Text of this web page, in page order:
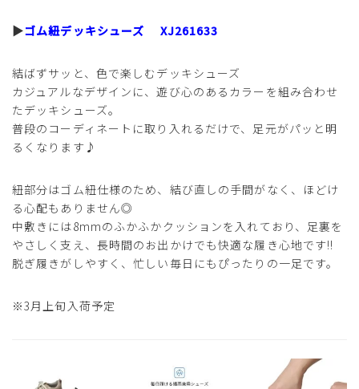
▶ゴム紐デッキシューズ XJ261633
結ばずサッと、色で楽しむデッキシューズ
カジュアルなデザインに、遊び心のあるカラーを組み合わせ
たデッキシューズ。
普段のコーディネートに取り入れるだけで、足元がパッと明
るくなります♪
紐部分はゴム紐仕様のため、結び直しの手間がなく、ほどけ
る心配もありません◎
中敷きには8mmのふかふかクッションを入れており、足裏を
やさしく支え、長時間のお出かけでも快適な履き心地です!!
脱ぎ履きがしやすく、忙しい毎日にもぴったりの一足です。
※3月上旬入荷予定